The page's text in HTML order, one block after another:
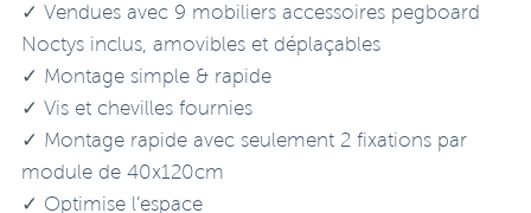
✓ Vendues avec 9 mobiliers accessoires pegboard
Noctys inclus, amovibles et déplaçables
✓ Montage simple & rapide
✓ Vis et chevilles fournies
✓ Montage rapide avec seulement 2 fixations par
module de 40x120cm
✓ Optimise l’espace